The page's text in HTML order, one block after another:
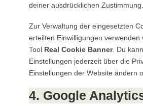
deiner ausdrücklichen Zustimmung.
Zur Verwaltung der eingesetzten
erteilten Einwilligungen verwenden
Tool Real Cookie Banner. Du
Einstellungen jederzeit über die
Einstellungen der Website ändern
4. Google